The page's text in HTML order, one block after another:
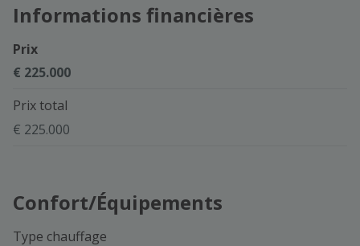
Informations financières
Prix
€ 225.000
Prix total
€ 225.000
Confort/Équipements
Type chauffage